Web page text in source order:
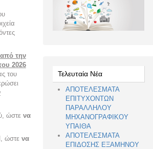
από την
2026
του
ώστενα
ώστε να
Τελευταία Νέα
ΑΠΟΤΕΛΕΣΜΑΤΑ
ΕΠΙΤΥΧΟΝΤΩΝ
ΠΑΡΑΛΛΗΛΟΥ
ΜΗΧΑΝΟΓΡΑΦΙΚΟΥ
ΥΠΑΙΘΑ
ΑΠΟΤΕΛΕΣΜΑΤΑ
ΕΠΙΔΟΣΗΣ ΕΞΑΜΗΝΟΥ